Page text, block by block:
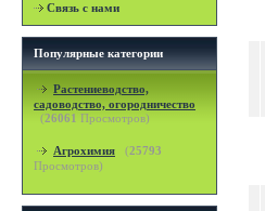
Связь с нами
Популярные категории
Растениеводство,
садоводство, огородничество
(26061 Просмотров)
Агрохимия (25793
Просмотров)